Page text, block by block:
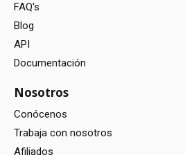
FAQ's
Blog
API
Documentación
Nosotros
Conócenos
Trabaja con nosotros
Afiliados